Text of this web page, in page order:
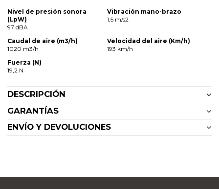
DESCRIPCIÓN
Nivel de presión sonora
(LpW)
97 dBA
Vibración mano-brazo
1,5 m/s2
Caudal de aire (m3/h)
1020 m3/h
Velocidad del aire (Km/h)
193 km/h
Fuerza (N)
19,2 N
GARANTÍAS
ENVÍO Y DEVOLUCIONES